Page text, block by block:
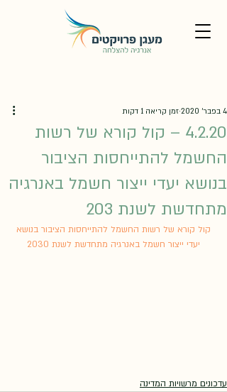
4.2.20 – קול קורא של רשות
החשמל להתייחסות הציבור
בנושא יעדי ייצור חשמל באנרגיה
מתחדשת לשנת 203
4 בפבר׳ 2020 זמן קריאה 1 דקות
קול קורא של רשות החשמל להתייחסות הציבור בנושא
יעדי ייצור חשמל באנרגיה מתחדשת לשנת 2030
עדכונים מרשויות המדינה